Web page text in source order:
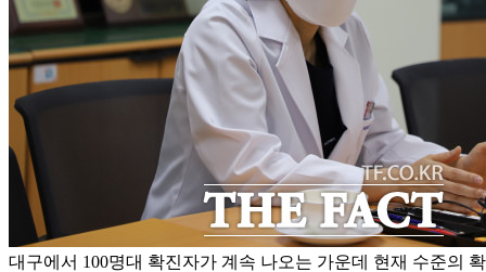
대구에서 100명대 확진자가 계속 나오는 가운데 현재 수준의